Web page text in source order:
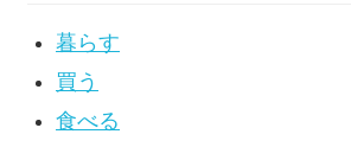
暮らす
買う
食べる